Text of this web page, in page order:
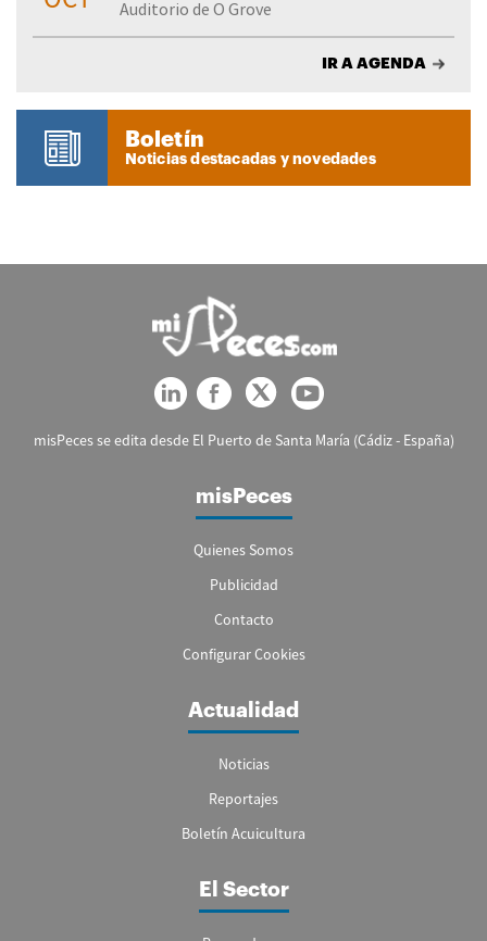
Auditorio de O Grove
IR A AGENDA
Boletín
Noticias destacadas y novedades
misPeces se edita desde El Puerto de Santa María (Cádiz - España)
misPeces
Quienes Somos
Publicidad
Contacto
Configurar Cookies
Actualidad
Noticias
Reportajes
Boletín Acuicultura
El Sector